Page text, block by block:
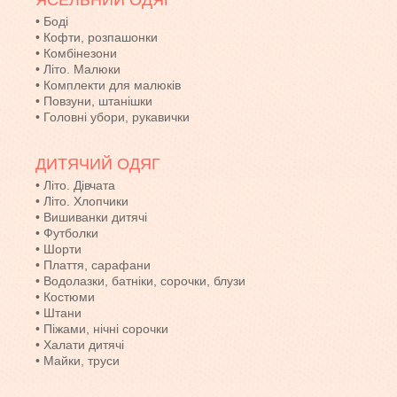
• Боді
• Кофти, розпашонки
• Комбінезони
• Літо. Малюки
• Комплекти для малюків
• Повзуни, штанішки
• Головні убори, рукавички
ДИТЯЧИЙ ОДЯГ
• Літо. Дівчата
• Літо. Хлопчики
• Вишиванки дитячі
• Футболки
• Шорти
• Плаття, сарафани
• Водолазки, батніки, сорочки, блузи
• Костюми
• Штани
• Піжами, нічні сорочки
• Халати дитячі
• Майки, труси